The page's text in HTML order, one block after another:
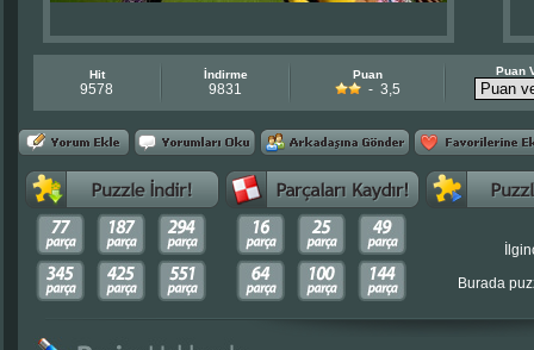
Hit
9578
İndirme
9831
Puan
- 3,5
Puan
Burada